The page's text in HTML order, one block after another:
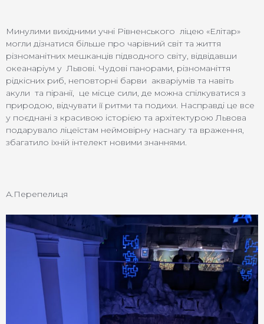
Минулими вихідними учні Рівненського ліцею «Елітар»
могли дізнатися більше про чарівний світ та життя
різноманітних мешканців підводного світу, відвідавши
океанаріум у Львові. Чудові панорами, різноманіття
рідкісних риб, неповторні барви акваріумів та навіть
акули та піранії, це місце сили, де можна спілкуватися з
природою, відчувати її ритми та подихи. Насправді це все
у поєднані з красивою історією та архітектурою Львова
подарувало ліцеїстам неймовірну наснагу та враження,
збагатило їхній інтелект новими знаннями.
А.Перепелиця